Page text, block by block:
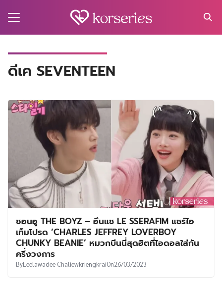
ดีเค SEVENTEEN
ซอนอู THE BOYZ – อึนแช LE SSERAFIM แชร์ไอ
เท็มโปรด ‘CHARLES JEFFREY LOVERBOY
CHUNKY BEANIE’ หมวกบีนนี่สุดฮิตที่ไอดอลใส่กัน
ครึ่งวงการ
ByLeelawadee ChaliewkriengkraiOn26/03/2023